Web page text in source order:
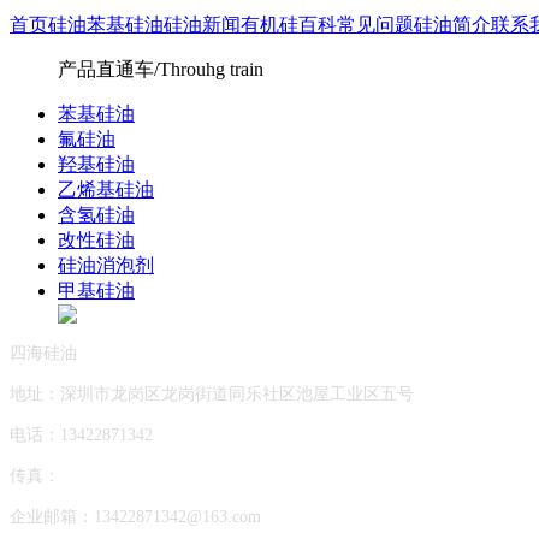
首页硅油苯基硅油硅油新闻有机硅百科常见问题硅油简介联系
产品直通车/Throuhg train
苯基硅油
氟硅油
羟基硅油
乙烯基硅油
含氢硅油
改性硅油
硅油消泡剂
甲基硅油
四海硅油
地址：深圳市龙岗区龙岗街道同乐社区池屋工业区五号
电话：13422871342
传真：
企业邮箱：13422871342@163.com